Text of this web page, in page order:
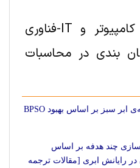
سایر منابع مهندسی کامپیوتر و IT-فناوری
بندی در محاسبات
الگوریتم زمان‌بندی وظیفه‌ی ابر سبز بر اساس بهبود BPSO
چند هدفه بر اساس
در رایانش ابری [مقالات ترجمه